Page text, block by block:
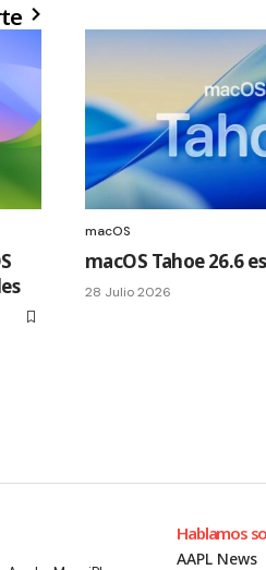
macOS
macOS Tahoe 26.6
28 Julio 2026
Hablamos
AAPL News